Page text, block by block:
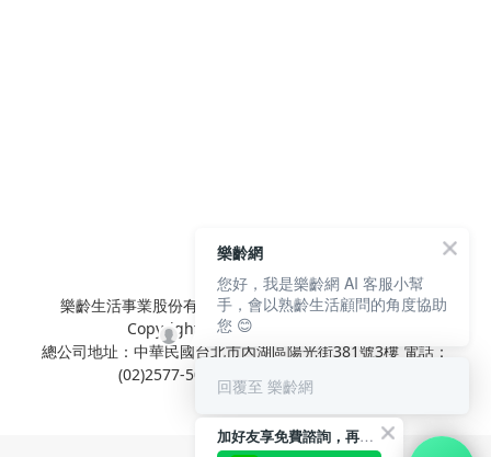
樂齡生活事業股份有限公司 L'elan Enterprise CO.,Ltd.
Copyright© All Rights Reserved.
總公司地址：中華民國台北市內湖區陽光街381號3樓 電話：
(02)2577-5025 傳真：(02)2577-5021
樂齡網
您好，我是樂齡網 AI 客服小幫
手，會以熟齡生活顧問的角度協助
您 😊
回覆至 樂齡網
加好友享免費諮詢，再領50元現金折扣碼！